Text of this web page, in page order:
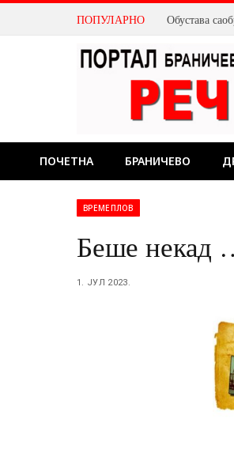
ПОПУЛАРНО Обустава
ПОЧЕТНА БРАНИЧЕВО
ВРЕМЕПЛОВ
Беше некад
1. ЈУЛ 2023.